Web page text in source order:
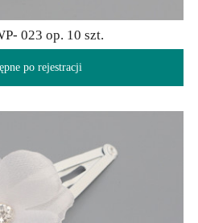
023 op. 10 szt.
po rejestracji